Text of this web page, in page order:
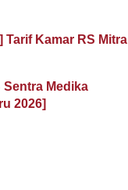
Tarif Kamar RS Mitra
Sentra Medika
2026]